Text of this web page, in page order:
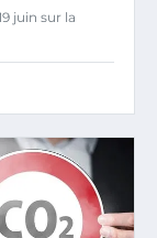
juin sur la